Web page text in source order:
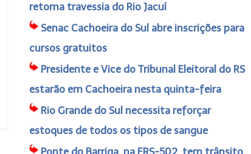
retoma travessia do Rio Jacuí
Senac Cachoeira do Sul abre inscrições para
cursos gratuitos
Presidente e Vice do Tribunal Eleitoral do RS
estarão em Cachoeira nesta quinta-feira
Rio Grande do Sul necessita reforçar
estoques de todos os tipos de sangue
Ponte do Barriga, na ERS-502, tem trânsito